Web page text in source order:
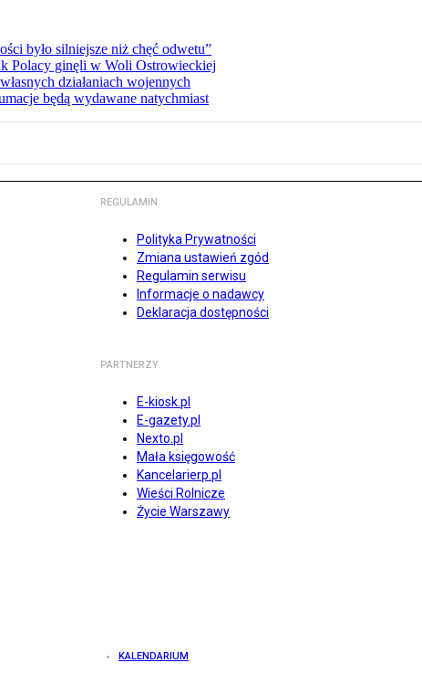
było silniejsze niż chęć odwetu”
Polacy ginęli w Woli Ostrowieckiej
działaniach wojennych
będą wydawane natychmiast
REGULAMIN
Polityka Prywatności
Zmiana ustawień zgód
Regulamin serwisu
Informacje o nadawcy
Deklaracja dostępności
PARTNERZY
E-kiosk.pl
E-gazety.pl
Nexto.pl
Mała księgowość
Kancelarierp.pl
Wieści Rolnicze
Życie Warszawy
KALENDARIUM